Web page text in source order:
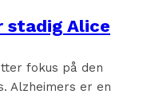
stadig Alice
fokus på den
Alzheimers er en